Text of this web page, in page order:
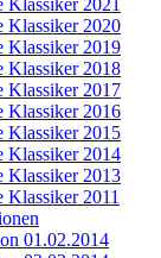
Klassiker 2021
Klassiker 2020
Klassiker 2019
Klassiker 2018
Klassiker 2017
Klassiker 2016
Klassiker 2015
Klassiker 2014
Klassiker 2013
Klassiker 2011
01.02.2014